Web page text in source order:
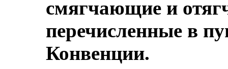
смягчающие и
перечисленные в
Конвенции.